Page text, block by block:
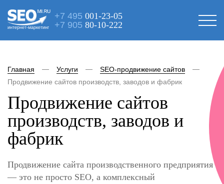
интернет-маркетинг
+7 495 001-23-05
+7 905 80-10-222
Главная Услуги
SEO-продвижение сайтов
Продвижение сайтов производств, заводов и фабрик
Продвижение сайтов
производств, заводов и
фабрик
Продвижение сайта производственного предприятия
— это не просто SEO, а комплексный